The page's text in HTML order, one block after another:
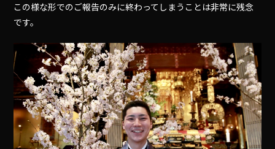
この様な形でのご報告のみに終わってしまうことは非常に残念
です。